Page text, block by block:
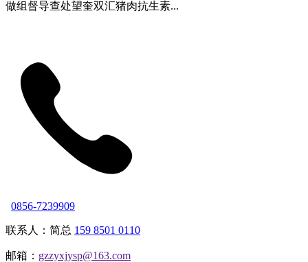
做组督导查处望奎双汇猪肉抗生素...
0856-7239909
联系人：简总 159 8501 0110
邮箱： gzzyxjysp@163.com